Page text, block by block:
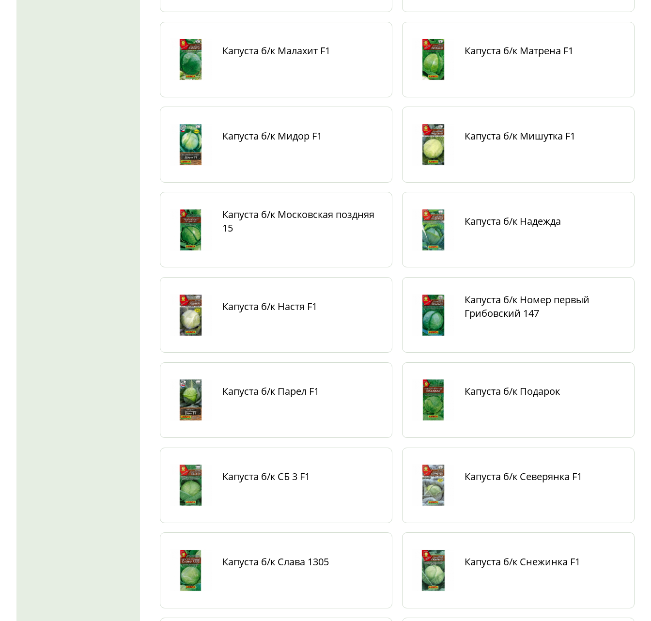
Капуста б/к Малахит F1 Капуста б/к Матрена F1
Капуста б/к Мидор F1 Капуста б/к Мишутка F1
Капуста б/к Московская поздняя
15
Капуста б/к Надежда
Капуста б/к Настя F1
Капуста б/к Номер первый
Грибовский 147
Капуста б/к Парел F1 Капуста б/к Подарок
Капуста б/к СБ 3 F1 Капуста б/к Северянка F1
Капуста б/к Слава 1305 Капуста б/к Снежинка F1